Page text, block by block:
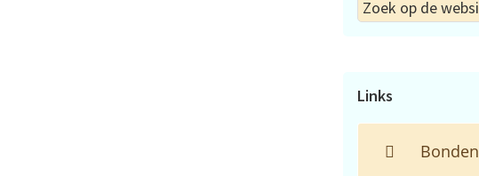
op
Links
Bonden